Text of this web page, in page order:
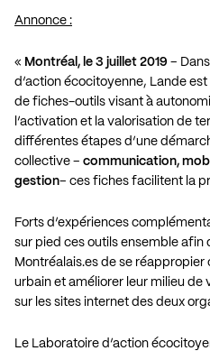
Annonce :
« Montréal, le 3 juillet 2019 –
d’action écocitoyenne, Lande
de fiches-outils visant à
l’activation et la valorisation de
différentes étapes d’une
collective – communication,
gestion– ces fiches facilitent la
Forts d’expériences
sur pied ces outils ensemble afin
Montréalais.es de se
urbain et améliorer leur milieu de
sur les sites internet des deux
Le Laboratoire d’action